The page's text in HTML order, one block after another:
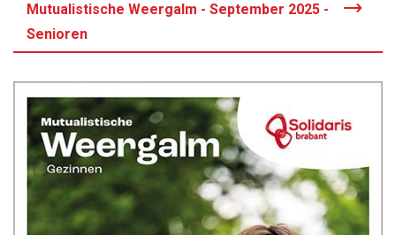
Mutualistische Weergalm - September 2025 -
Senioren